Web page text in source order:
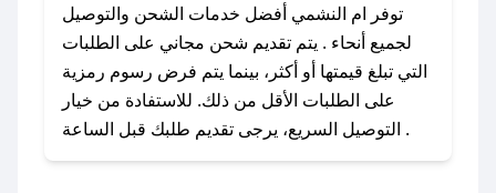
تواصل معنا عبر تويتر أو البريد الإلكتروني لإضافته
بسرعة.
### كيفية استخدام كود خصم ام النشمي؟
1. انسخ كود الخصم من تطبيق صحصح.
2. الصقه في خانة الدفع عند التسوق من ام النشمي.
توفر ام النشمي أفضل خدمات الشحن والتوصيل
لجميع أنحاء . يتم تقديم شحن مجاني على الطلبات
التي تبلغ قيمتها أو أكثر، بينما يتم فرض رسوم رمزية
على الطلبات الأقل من ذلك. للاستفادة من خيار
التوصيل السريع، يرجى تقديم طلبك قبل الساعة .